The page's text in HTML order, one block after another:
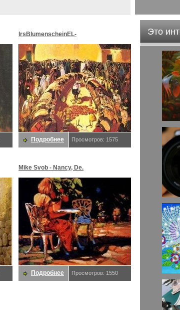
Это
lrsBlumenscheinEL-
MoonMorningstar&EveStar.
Blumenschein,
Подробнее Просмотров: 1575
Mike Svob - Nancy, De.
Подробнее Просмотров: 1550